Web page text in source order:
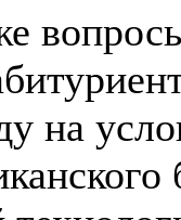
на